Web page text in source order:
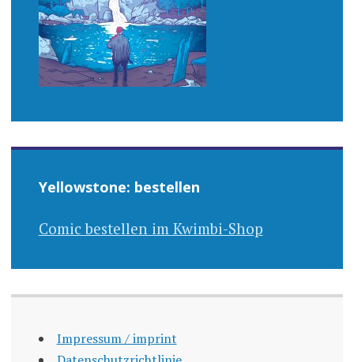
Yellowstone: bestellen
Comic bestellen im Kwimbi-Shop
Impressum / imprint